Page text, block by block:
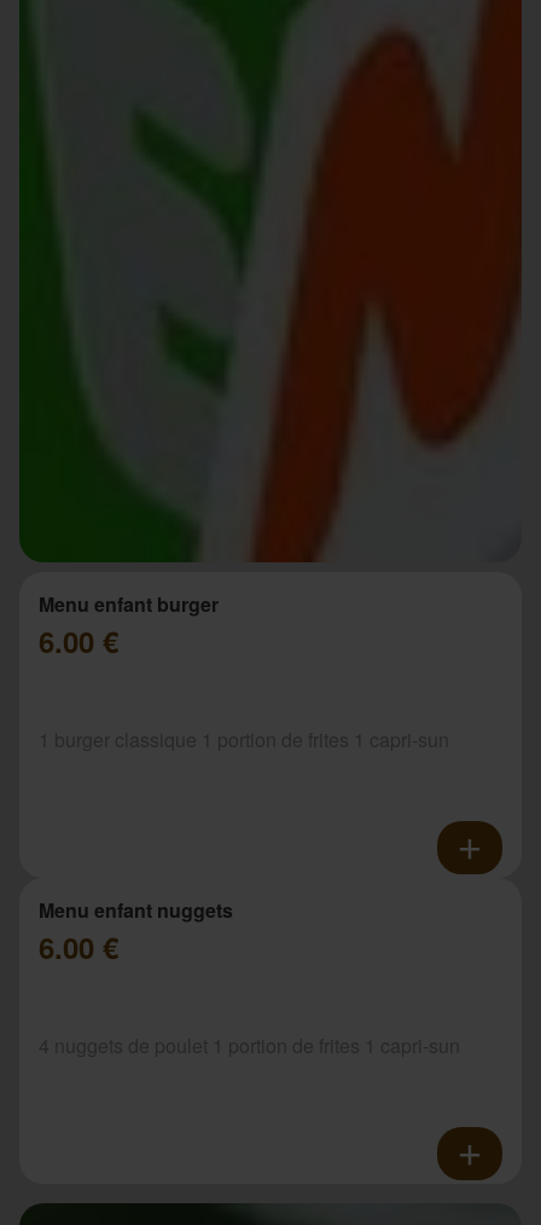
Menu enfant burger
6.00 €
Menu enfant nuggets
6.00 €